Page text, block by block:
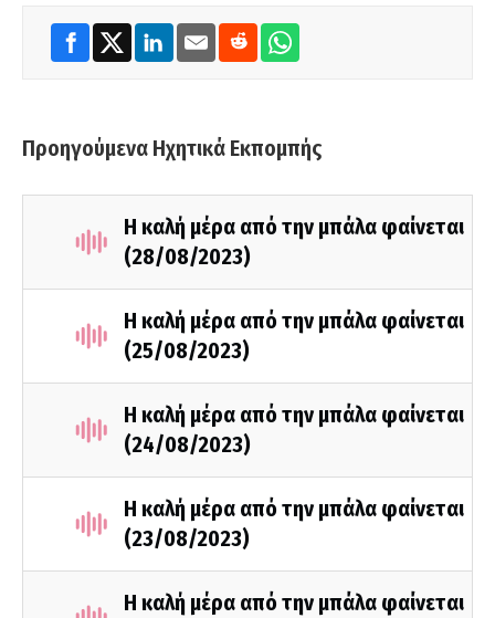
Προηγούμενα Ηχητικά Εκπομπής
Η καλή μέρα από την μπάλα φαίνεται
(28/08/2023)
Η καλή μέρα από την μπάλα φαίνεται
(25/08/2023)
Η καλή μέρα από την μπάλα φαίνεται
(24/08/2023)
Η καλή μέρα από την μπάλα φαίνεται
(23/08/2023)
Η καλή μέρα από την μπάλα φαίνεται